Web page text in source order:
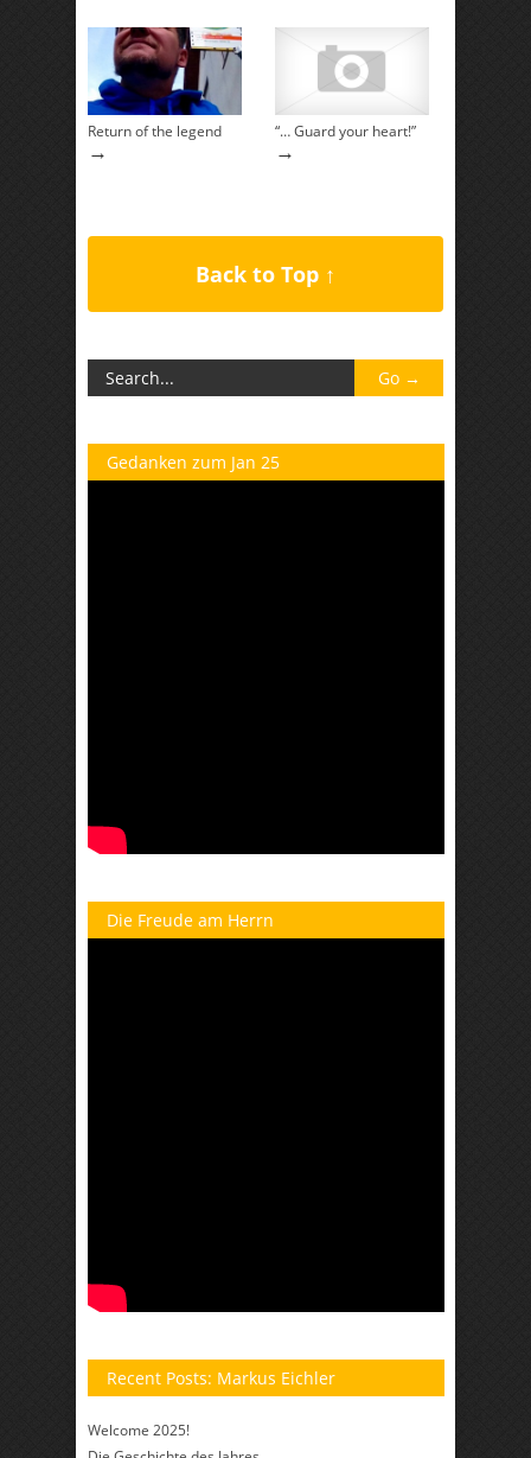
Return of the legend
→
“… Guard your heart!”
→
Back to Top ↑
Gedanken zum Jan 25
Die Freude am Herrn
Recent Posts: Markus Eichler
Welcome 2025!